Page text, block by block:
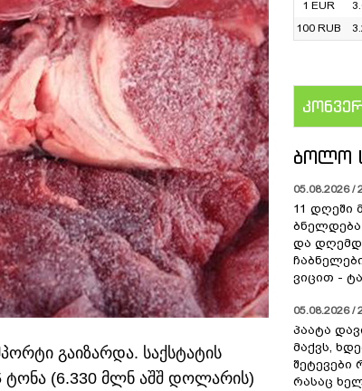
გაიზარდა. საქსტატის
ტონა (6.330 მლნ აშშ დოლარის)
1 EUR
100 RUB
ᲑᲝᲚᲝ
05.08.2026 /
11 დღეში
ბნელდება
და
ვიცით -
05.08.2026 /
პაატა
მაქვს,
შეტევები
რასაც